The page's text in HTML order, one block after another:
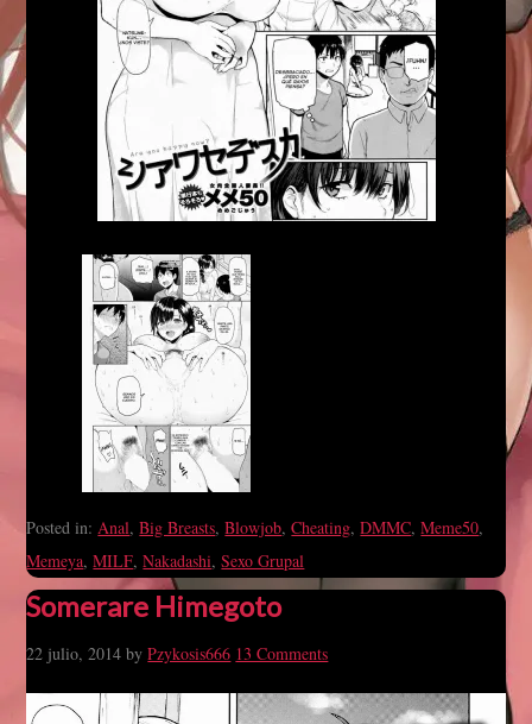
Posted in: Anal,Big Breasts,Blowjob,Cheating,DMMC,Meme50,
Memeya,MILF,Nakadashi,Sexo Grupal
Somerare Himegoto
22 julio, 2014 byPzykosis666 13 Comments